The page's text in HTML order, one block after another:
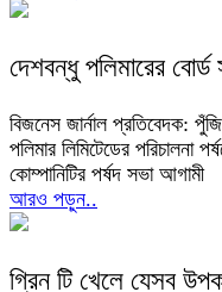
দেশবন্ধু পলিমারের বোর্ড
বিজনেস জার্নাল প্রতিবেদক:
পলিমার লিমিটেডের পরিচালনা
কোম্পানিটির পর্ষদ সভা আগামী
আরও পড়ুন..
গ্রিন টি খেলে যেসব